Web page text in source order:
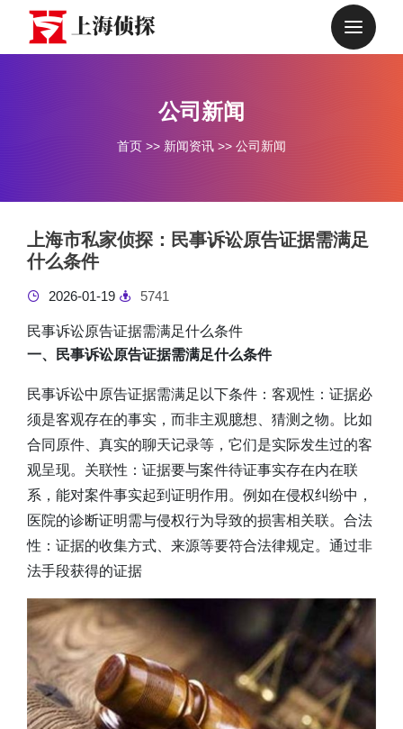
公司新闻
首页 >> 新闻资讯 >> 公司新闻
上海市私家侦探：民事诉讼原告证据需满足
什么条件
2026-01-19 5741
民事诉讼原告证据需满足什么条件
一、民事诉讼原告证据需满足什么条件
民事诉讼中原告证据需满足以下条件：客观性：证据必
须是客观存在的事实，而非主观臆想、猜测之物。比如
合同原件、真实的聊天记录等，它们是实际发生过的客
观呈现。关联性：证据要与案件待证事实存在内在联
系，能对案件事实起到证明作用。例如在侵权纠纷中，
医院的诊断证明需与侵权行为导致的损害相关联。合法
性：证据的收集方式、来源等要符合法律规定。通过非
法手段获得的证据